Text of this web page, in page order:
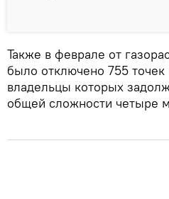
Также в феврале от
было отключено 755 точек
владельцы которых
общей сложности четыре